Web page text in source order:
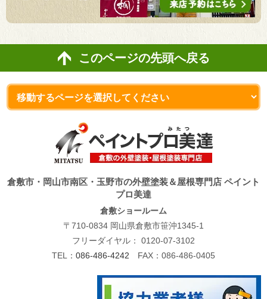
このページの先頭へ戻る
倉敷市・岡山市南区・玉野市の外壁塗装＆屋根専門店 ペイント
プロ美達
倉敷ショールーム
〒710-0834 岡山県倉敷市笹沖1345-1
フリーダイヤル： 0120-07-3102
TEL： 086-486-4242 FAX：086-486-0405